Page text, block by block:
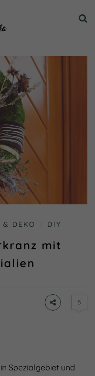
& DEKO DIY
mit
5
Spezialgebiet und